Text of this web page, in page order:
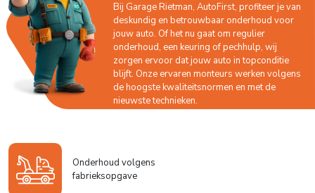
Bij Garage Rietman, AutoFirst, profiteer je van
deskundig en betrouwbaar onderhoud voor
jouw auto. Of het nu gaat om regulier
onderhoud, een keuring of pechhulp, wij
zorgen ervoor dat jouw auto in topconditie
blijft. Onze ervaren monteurs werken volgens
de hoogste kwaliteitsnormen en met de
nieuwste technieken.
Onderhoud volgens
fabrieksopgave